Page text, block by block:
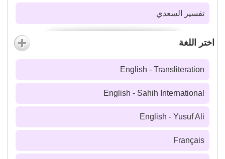
تفسير السعدي
اختر اللغة
English - Transliteration
English - Sahih International
English - Yusuf Ali
Français